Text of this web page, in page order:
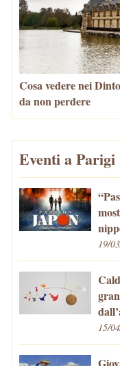
Cosa vedere nei
da non perdere
Eventi a Parigi
19/
15/